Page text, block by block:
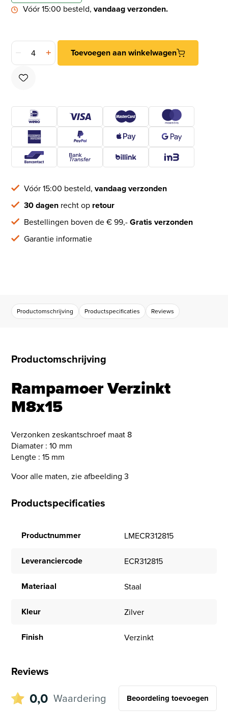
Vóór 15:00 besteld,vandaag verzonden.
Rampamoer Verzinkt M8x15 aantal
Toevoegen aan winkelwagen
Vóór 15:00 besteld,vandaag verzonden
30 dagen recht op retour
Bestellingen boven de € 99,-Gratis verzonden
Garantie informatie
Productomschrijving Productspecificaties Reviews
Productomschrijving
Rampamoer Verzinkt
M8x15
Verzonken zeskantschroef maat 8
Diamater : 10 mm
Lengte : 15 mm
Voor alle maten, zie afbeelding 3
Productspecificaties
Productnummer LMECR312815
Leveranciercode ECR312815
Materiaal Staal
Kleur Zilver
Finish Verzinkt
Reviews
0,0 Waardering Beoordeling toevoegen